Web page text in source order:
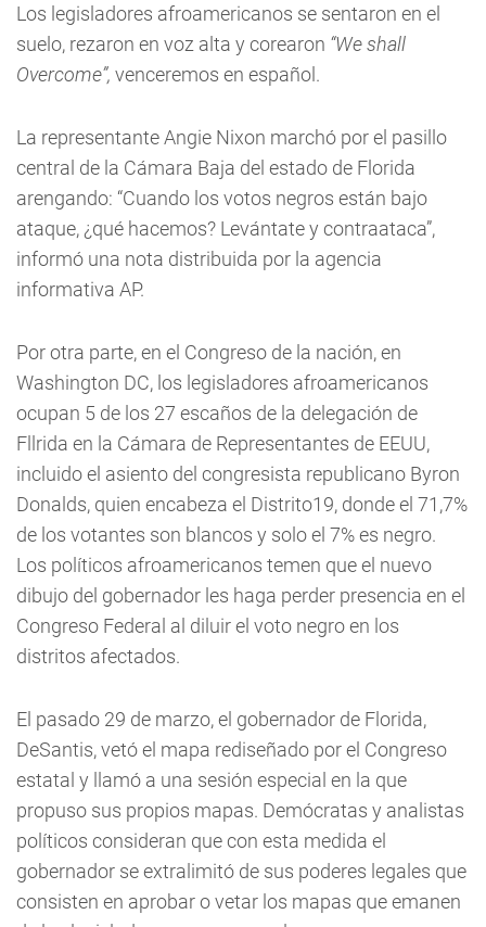
Los legisladores afroamericanos se sentaron en el
suelo, rezaron en voz alta y corearon “We shall
Overcome”, venceremos en español.
La representante Angie Nixon marchó por el pasillo
central de la Cámara Baja del estado de Florida
arengando: “Cuando los votos negros están bajo
ataque, ¿qué hacemos? Levántate y contraataca”,
informó una nota distribuida por la agencia
informativa AP.
Por otra parte, en el Congreso de la nación, en
Washington DC, los legisladores afroamericanos
ocupan 5 de los 27 escaños de la delegación de
Fllrida en la Cámara de Representantes de EEUU,
incluido el asiento del congresista republicano Byron
Donalds, quien encabeza el Distrito19, donde el 71,7%
de los votantes son blancos y solo el 7% es negro.
Los políticos afroamericanos temen que el nuevo
dibujo del gobernador les haga perder presencia en el
Congreso Federal al diluir el voto negro en los
distritos afectados.
El pasado 29 de marzo, el gobernador de Florida,
DeSantis, vetó el mapa rediseñado por el Congreso
estatal y llamó a una sesión especial en la que
propuso sus propios mapas. Demócratas y analistas
políticos consideran que con esta medida el
gobernador se extralimitó de sus poderes legales que
consisten en aprobar o vetar los mapas que emanen